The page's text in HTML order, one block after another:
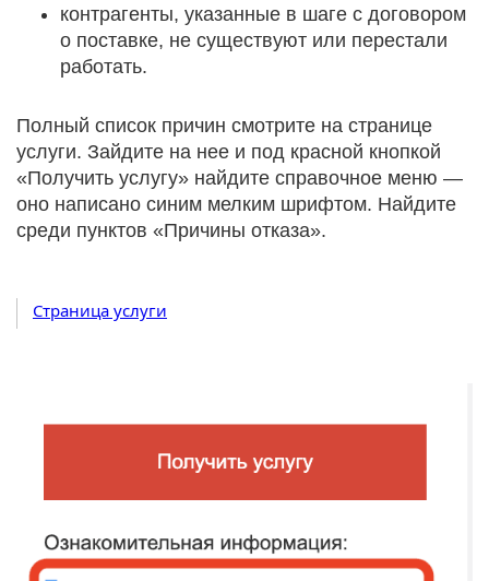
контрагенты, указанные в шаге с договором
о поставке, не существуют или перестали
работать.
Полный список причин смотрите на странице
услуги. Зайдите на нее и под красной кнопкой
«Получить услугу» найдите справочное меню —
оно написано синим мелким шрифтом. Найдите
среди пунктов «Причины отказа».
Страница услуги